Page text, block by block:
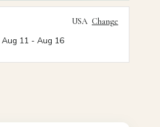
USA Change
Aug 11 - Aug 16